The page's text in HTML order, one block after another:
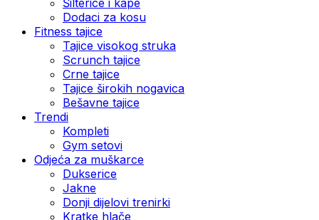
Dodaci za kosu
Fitness tajice
Tajice visokog struka
Scrunch tajice
Crne tajice
Tajice širokih nogavica
Bešavne tajice
Trendi
Kompleti
Gym setovi
Odjeća za muškarce
Dukserice
Jakne
Donji dijelovi trenirki
Kratke hlače